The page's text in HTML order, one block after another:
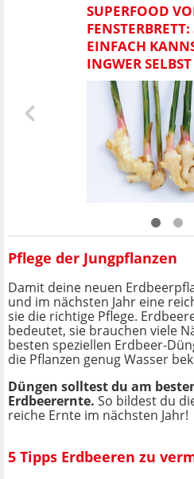
SUPERFOOD
FENSTERBRETT:
EINFACH
INGWER
Pflege der Jungpflanzen
Damit deine neuen
und im nächsten Jahr eine
sie die richtige Pflege.
bedeutet, sie brauchen viele
besten speziellen Erdbeer-
die Pflanzen genug Wasser
Düngen solltest du am
Erdbeerernte. So bildest du
reiche Ernte im nächsten Jahr!
5 Tipps Erdbeeren zu